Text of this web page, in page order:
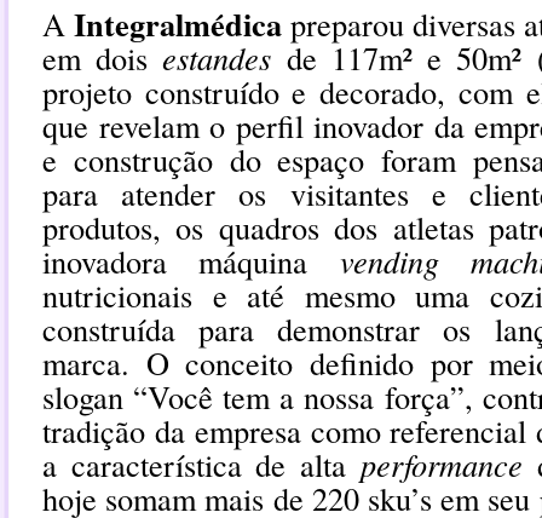
A Integralmédica preparou diversas
em doisestandes de 117m² e
projeto construído e decorado, com
que revelam o perfil inovador da
e construção do espaço foram
para atender os visitantes e
produtos, os quadros dos atletas
inovadora máquina vending
nutricionais e até mesmo uma
construída para demonstrar os
marca. O conceito definido por
slogan “Você tem a nossa força”,
tradição da empresa como referencial
a característica de alta performance
hoje somam mais de 220 sku’s em